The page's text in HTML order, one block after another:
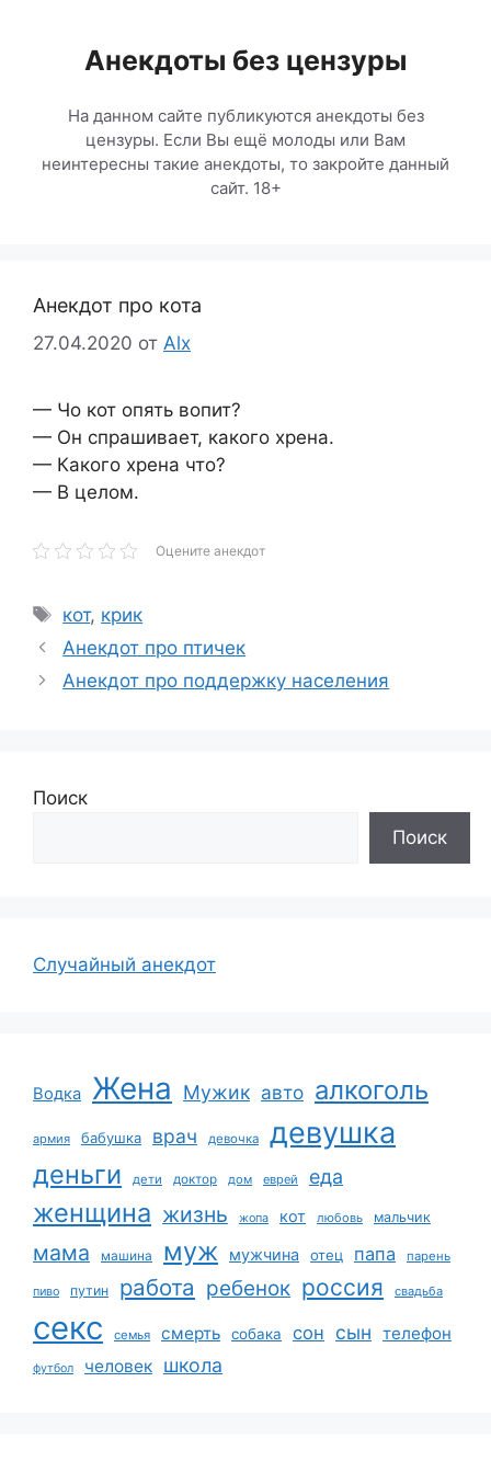
содержимомуАнекдоты без цензуры
На данном сайте публикуются анекдоты без
цензуры. Если Вы ещё молоды или Вам
неинтересны такие анекдоты, то закройте данный
сайт. 18+
Анекдот про кота
27.04.2020 от Alx
— Чо кот опять вопит?
— Он спрашивает, какого хрена.
— Какого хрена что?
— В целом.
Оцените анекдот
Метки
кот, крик
Анекдот про птичек
Анекдот про поддержку населения
Поиск
Поиск
Случайный анекдот
Водка Жена Мужик авто алкоголь
армия бабушка врач девочка девушка
деньги дети доктор дом еврей еда
женщина жизнь жопа кот любовь мальчик
мама машина муж мужчина отец папа парень
пиво путин работа ребенок россия свадьба
секс семья смерть собака сон сын телефон
футбол человек школа